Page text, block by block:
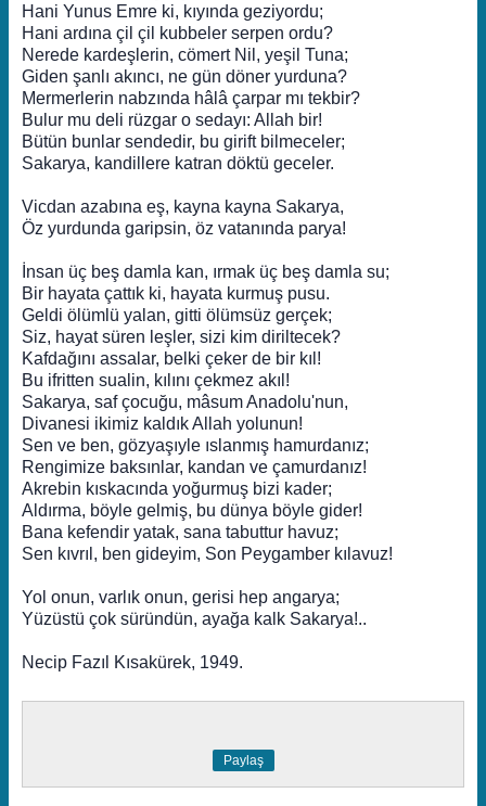
Hani Yunus Emre ki, kıyında geziyordu;
Hani ardına çil çil kubbeler serpen ordu?
Nerede kardeşlerin, cömert Nil, yeşil Tuna;
Giden şanlı akıncı, ne gün döner yurduna?
Mermerlerin nabzında hâlâ çarpar mı tekbir?
Bulur mu deli rüzgar o sedayı: Allah bir!
Bütün bunlar sendedir, bu girift bilmeceler;
Sakarya, kandillere katran döktü geceler.
Vicdan azabına eş, kayna kayna Sakarya,
Öz yurdunda garipsin, öz vatanında parya!
İnsan üç beş damla kan, ırmak üç beş damla su;
Bir hayata çattık ki, hayata kurmuş pusu.
Geldi ölümlü yalan, gitti ölümsüz gerçek;
Siz, hayat süren leşler, sizi kim diriltecek?
Kafdağını assalar, belki çeker de bir kıl!
Bu ifritten sualin, kılını çekmez akıl!
Sakarya, saf çocuğu, mâsum Anadolu'nun,
Divanesi ikimiz kaldık Allah yolunun!
Sen ve ben, gözyaşıyle ıslanmış hamurdanız;
Rengimize baksınlar, kandan ve çamurdanız!
Akrebin kıskacında yoğurmuş bizi kader;
Aldırma, böyle gelmiş, bu dünya böyle gider!
Bana kefendir yatak, sana tabuttur havuz;
Sen kıvrıl, ben gideyim, Son Peygamber kılavuz!
Yol onun, varlık onun, gerisi hep angarya;
Yüzüstü çok süründün, ayağa kalk Sakarya!..
Necip Fazıl Kısakürek, 1949.
Paylaş